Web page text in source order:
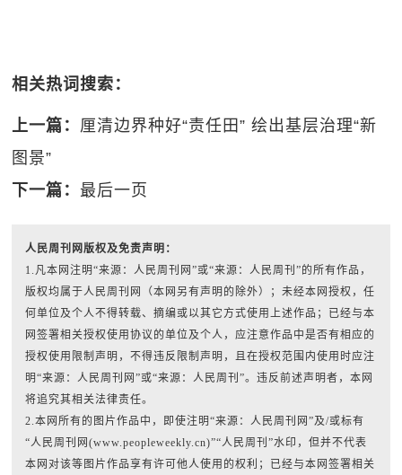
相关热词搜索：
上一篇： 厘清边界种好“责任田” 绘出基层治理“新
图景”
下一篇：最后一页
人民周刊网版权及免责声明：
1.凡本网注明“来源：人民周刊网”或“来源：人民周刊”的所有作品，
版权均属于人民周刊网（本网另有声明的除外）；未经本网授权，任
何单位及个人不得转载、摘编或以其它方式使用上述作品；已经与本
网签署相关授权使用协议的单位及个人，应注意作品中是否有相应的
授权使用限制声明，不得违反限制声明，且在授权范围内使用时应注
明“来源：人民周刊网”或“来源：人民周刊”。违反前述声明者，本网
将追究其相关法律责任。
2.本网所有的图片作品中，即使注明“来源：人民周刊网”及/或标有
“人民周刊网(www.peopleweekly.cn)”“人民周刊”水印，但并不代表
本网对该等图片作品享有许可他人使用的权利；已经与本网签署相关